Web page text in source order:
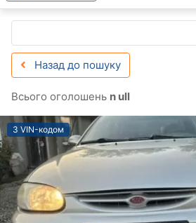
Назад до пошуку
Всього оголошень n ull
З VIN-кодом